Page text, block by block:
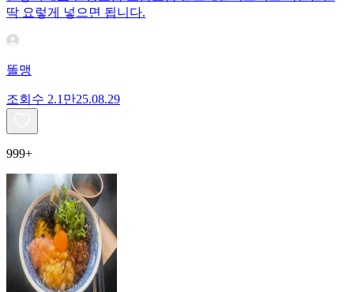
딱 요렇게 넣으면 됩니다.
똘맹
조회수 2.1만25.08.29
999+